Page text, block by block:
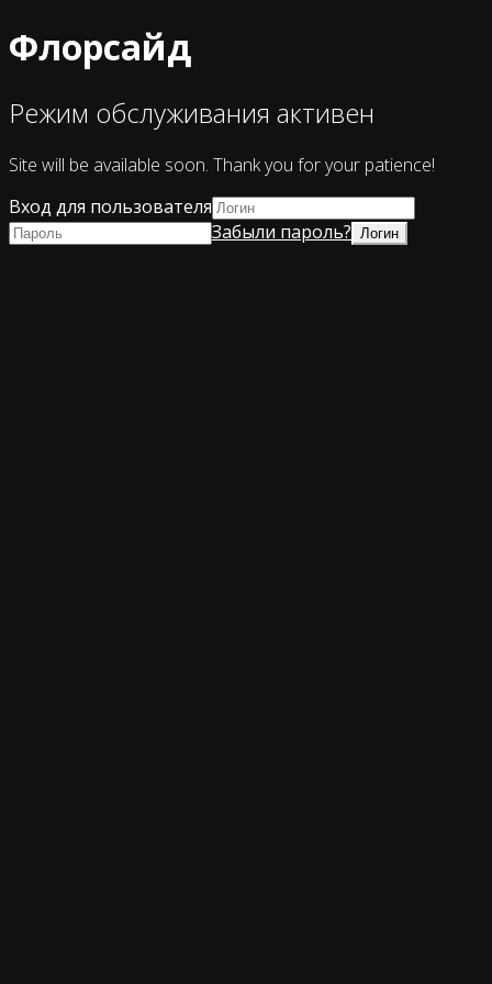
Флорсайд
Режим обслуживания активен
Site will be available soon. Thank you for your patience!
Вход для пользователя
Забыли пароль?